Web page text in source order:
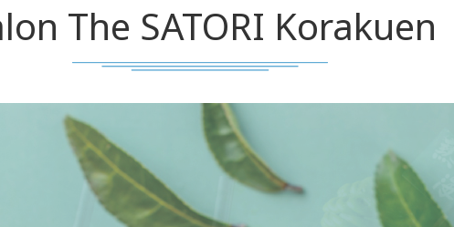
The SATORI Korakuen